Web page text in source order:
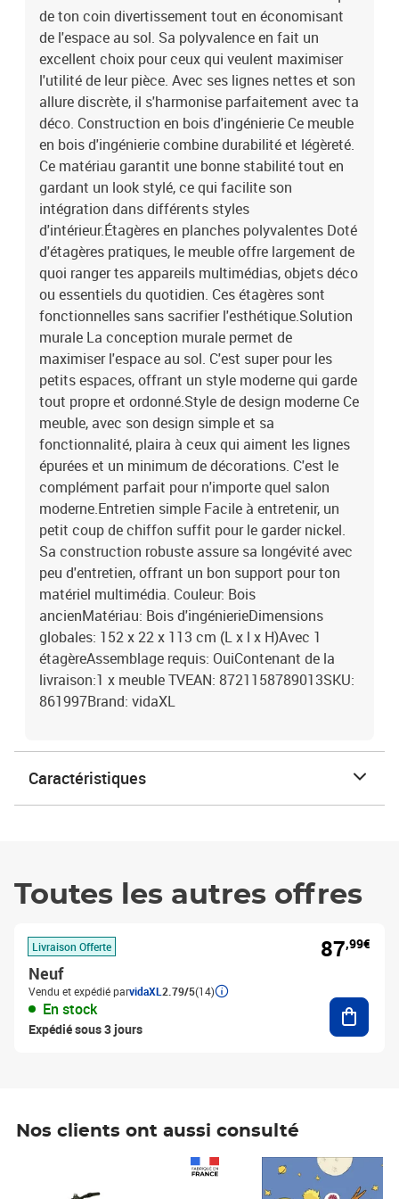
de ton coin divertissement tout en économisant
de l'espace au sol. Sa polyvalence en fait un
excellent choix pour ceux qui veulent maximiser
l'utilité de leur pièce. Avec ses lignes nettes et son
allure discrète, il s'harmonise parfaitement avec ta
déco. Construction en bois d'ingénierie Ce meuble
en bois d'ingénierie combine durabilité et légèreté.
Ce matériau garantit une bonne stabilité tout en
gardant un look stylé, ce qui facilite son
intégration dans différents styles
d'intérieur.Étagères en planches polyvalentes Doté
d'étagères pratiques, le meuble offre largement de
quoi ranger tes appareils multimédias, objets déco
ou essentiels du quotidien. Ces étagères sont
fonctionnelles sans sacrifier l'esthétique.Solution
murale La conception murale permet de
maximiser l'espace au sol. C'est super pour les
petits espaces, offrant un style moderne qui garde
tout propre et ordonné.Style de design moderne Ce
meuble, avec son design simple et sa
fonctionnalité, plaira à ceux qui aiment les lignes
épurées et un minimum de décorations. C'est le
complément parfait pour n'importe quel salon
moderne.Entretien simple Facile à entretenir, un
petit coup de chiffon suffit pour le garder nickel.
Sa construction robuste assure sa longévité avec
peu d'entretien, offrant un bon support pour ton
matériel multimédia. Couleur: Bois
ancienMatériau: Bois d'ingénierieDimensions
globales: 152 x 22 x 113 cm (L x l x H)Avec 1
étagèreAssemblage requis: OuiContenant de la
livraison:1 x meuble TVEAN: 8721158789013SKU:
861997Brand: vidaXL
Caractéristiques
Toutes les autres offres
Livraison Offerte
Neuf
Vendu et expédié parvidaXL 2.79/5(14)
En stock
Expédié sous 3 jours
87,99€
Nos clients ont aussi consulté
Prix 7,50€